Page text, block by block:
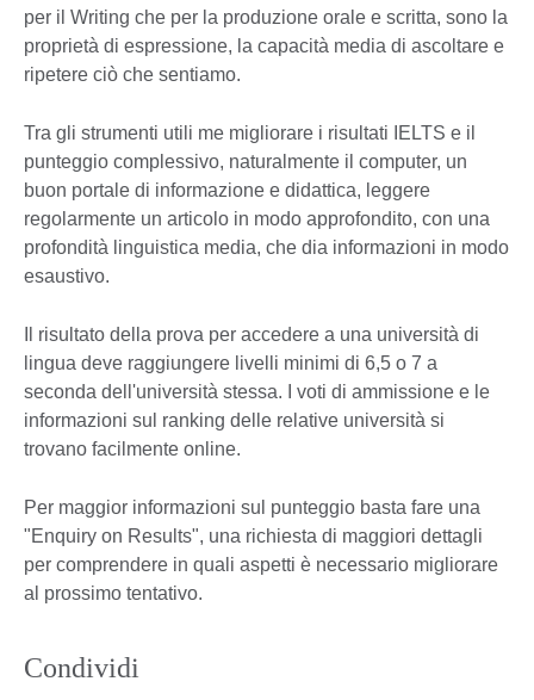
per il Writing che per la produzione orale e scritta, sono la
proprietà di espressione, la capacità media di ascoltare e
ripetere ciò che sentiamo.
Tra gli strumenti utili me migliorare i risultati IELTS e il
punteggio complessivo, naturalmente il computer, un
buon portale di informazione e didattica, leggere
regolarmente un articolo in modo approfondito, con una
profondità linguistica media, che dia informazioni in modo
esaustivo.
Il risultato della prova per accedere a una università di
lingua deve raggiungere livelli minimi di 6,5 o 7 a
seconda dell'università stessa. I voti di ammissione e le
informazioni sul ranking delle relative università si
trovano facilmente online.
Per maggior informazioni sul punteggio basta fare una
"Enquiry on Results", una richiesta di maggiori dettagli
per comprendere in quali aspetti è necessario migliorare
al prossimo tentativo.
Condividi